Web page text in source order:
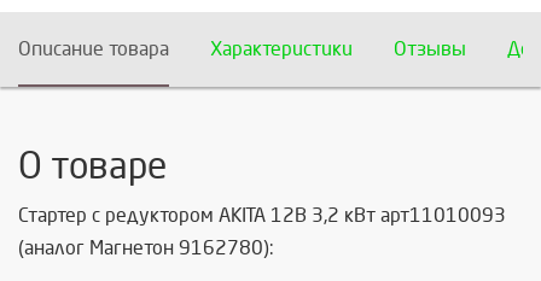
Описание товара Характеристики Отзывы
О товаре
Стартер с редуктором AKITA 12В 3,2 кВт арт11010093
(аналог Магнетон 9162780):